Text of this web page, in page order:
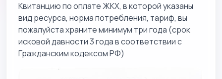
Квитанцию по оплате ЖКХ, в которой указаны
вид ресурса, норма потребления, тариф, вы
пожалуйста храните минимум три года (срок
исковой давности 3 года в соответствии с
Гражданским кодексом РФ)